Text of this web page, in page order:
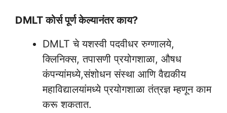
DMLT कोर्स पूर्ण केल्यानंतर काय?
DMLT चे यशस्वी पदवीधर रुग्णालये,
क्लिनिक्स, तपासणी प्रयोगशाळा, औषध
कंपन्यांमध्ये,संशोधन संस्था आणि वैद्यकीय
महाविद्यालयांमध्ये प्रयोगशाळा तंत्रज्ञ म्हणून काम
करू शकतात.